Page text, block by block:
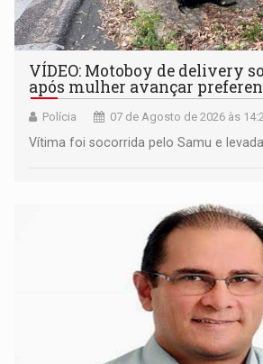
VÍDEO: Motoboy de delivery
após mulher avançar
Polícia 07 de Agosto de 2026 às
Vítima foi socorrida pelo Samu e